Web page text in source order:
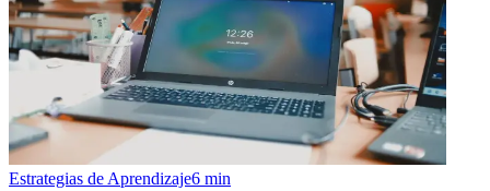
Estrategias de Aprendizaje6 min